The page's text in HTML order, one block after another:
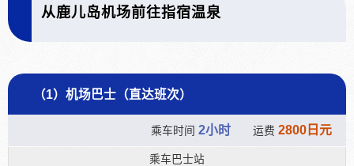
从鹿儿岛机场前往指宿温泉
（1）机场巴士（直达班次）
乘车时间 2小时 运费 2800日元
乘车巴士站